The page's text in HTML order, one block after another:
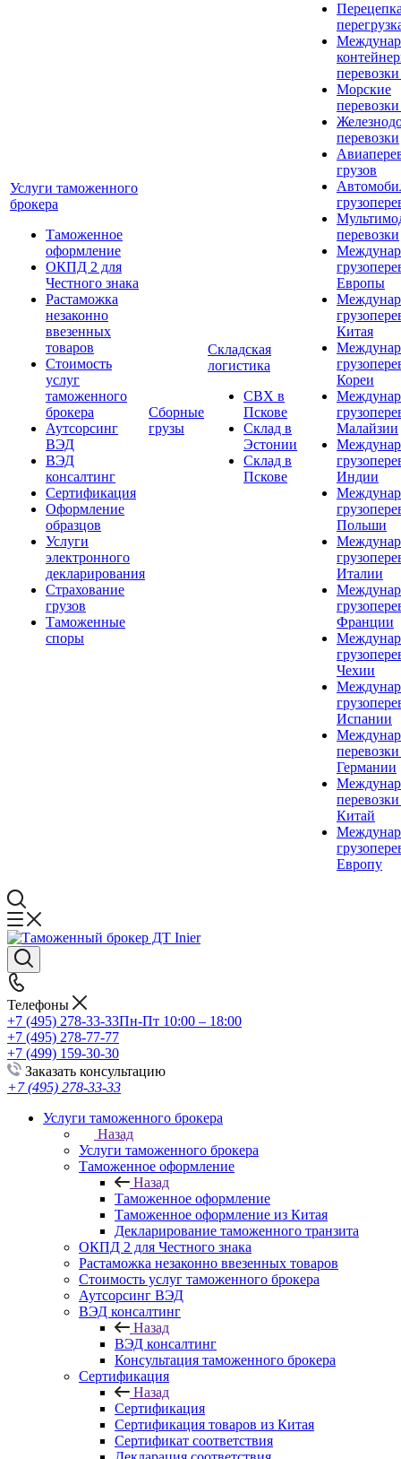
Услуги таможенного
брокера
Таможенное
оформление
ОКПД 2 для
Честного знака
Растаможка
незаконно
ввезенных
товаров
Стоимость
услуг
таможенного
брокера
Аутсорсинг
ВЭД
ВЭД
консалтинг
Сертификация
Оформление
образцов
Услуги
электронного
декларирования
Страхование
грузов
Таможенные
споры
Сборные
грузы
Складская
логистика
СВХ в
Пскове
Склад в
Эстонии
Склад в
Пскове
Морские
перевозки
грузов
перевозки
Европы
Китая
Кореи
Малайзии
Индии
Польши
Италии
Франции
Чехии
Испании
Германии
Китай
Европу
Телефоны
+7 (495) 278-33-33Пн-Пт 10:00 – 18:00
+7 (495) 278-77-77
+7 (499) 159-30-30
Заказать консультацию
+7 (495) 278-33-33
Услуги таможенного брокера
Назад
Услуги таможенного брокера
Таможенное оформление
Назад
Таможенное оформление
Таможенное оформление из Китая
Декларирование таможенного транзита
ОКПД 2 для Честного знака
Растаможка незаконно ввезенных товаров
Стоимость услуг таможенного брокера
Аутсорсинг ВЭД
ВЭД консалтинг
Назад
ВЭД консалтинг
Консультация таможенного брокера
Сертификация
Назад
Сертификация
Сертификация товаров из Китая
Сертификат соответствия